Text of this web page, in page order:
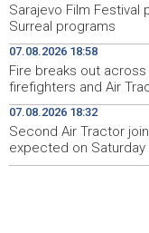
rudara
09:20
Gosti iz
09:17
Požar kod
terenu
09:09
U Stupama
predstavilo
Sarajevo Film
Surreal programs
07.08.2026 18:58
Fire breaks out
firefighters and Air
07.08.2026 18:32
Second Air Tractor
expected on Saturday